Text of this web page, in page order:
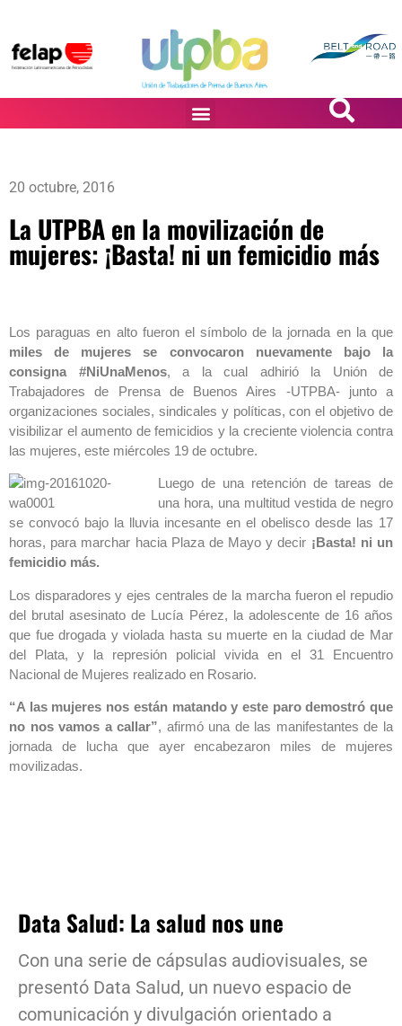
20 octubre, 2016
La UTPBA en la movilización de
mujeres: ¡Basta! ni un femicidio más
Los paraguas en alto fueron el símbolo de la jornada en la que
miles de mujeres se convocaron nuevamente bajo la
consigna #NiUnaMenos, a la cual adhirió la Unión de
Trabajadores de Prensa de Buenos Aires -UTPBA- junto a
organizaciones sociales, sindicales y políticas, con el objetivo de
visibilizar el aumento de femicidios y la creciente violencia contra
las mujeres, este miércoles 19 de octubre.
Luego de una retención de tareas de
una hora, una multitud vestida de negro
se convocó bajo la lluvia incesante en el obelisco desde las 17
horas, para marchar hacia Plaza de Mayo y decir ¡Basta! ni un
femicidio más.
Los disparadores y ejes centrales de la marcha fueron el repudio
del brutal asesinato de Lucía Pérez, la adolescente de 16 años
que fue drogada y violada hasta su muerte en la ciudad de Mar
del Plata, y la represión policial vivida en el 31 Encuentro
Nacional de Mujeres realizado en Rosario.
“A las mujeres nos están matando y este paro demostró que
no nos vamos a callar”, afirmó una de las manifestantes de la
jornada de lucha que ayer encabezaron miles de mujeres
movilizadas.
Data Salud: La salud nos une
Con una serie de cápsulas audiovisuales, se
presentó Data Salud, un nuevo espacio de
comunicación y divulgación orientado a